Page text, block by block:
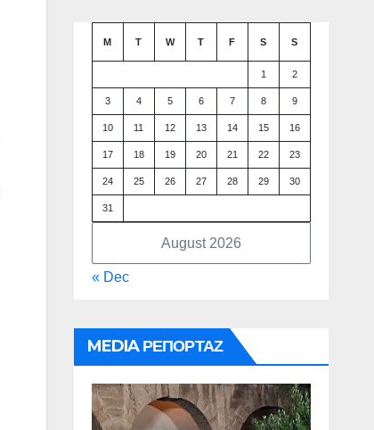
August 2026
M T W T F S S
1 2
3 4 5 6 7 8 9
10 11 12 13 14 15 16
17 18 19 20 21 22 23
24 25 26 27 28 29 30
31
« Dec
MEDIA ΡΕΠΟΡΤΑΖ